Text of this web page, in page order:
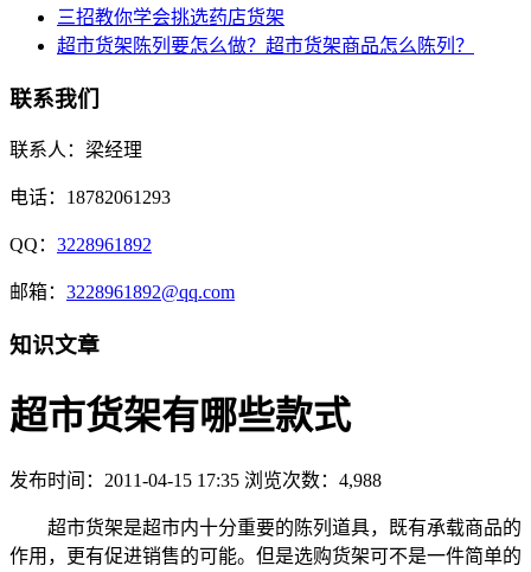
三招教你学会挑选药店货架
超市货架陈列要怎么做？超市货架商品怎么陈列？
联系我们
联系人：梁经理
电话：18782061293
QQ： 3228961892
邮箱： 3228961892@qq.com
知识文章
超市货架有哪些款式
发布时间：2011-04-15 17:35 浏览次数：4,988
超市货架是超市内十分重要的陈列道具，既有承载商品的
作用，更有促进销售的可能。但是选购货架可不是一件简单的